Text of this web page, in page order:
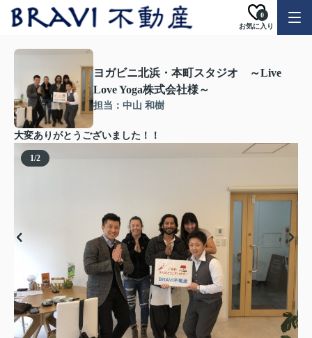
お気に入り
0
ヨガビニ北浜・本町スタジオ ～Live
Love Yoga株式会社様～
担当：中山 和樹
大変ありがとうございました！！
1/2